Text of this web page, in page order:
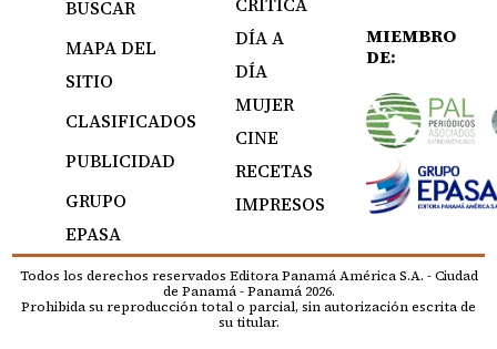
BUSCAR
MAPA DEL
SITIO
CLASIFICADOS
PUBLICIDAD
GRUPO
EPASA
DÍA A
DÍA
MUJER
CINE
RECETAS
IMPRESOS
MIEMBRO
DE:
Todos los derechos reservados Editora Panamá América S.A. - Ciudad
de Panamá - Panamá 2026.
Prohibida su reproducción total o parcial, sin autorización escrita de
su titular.